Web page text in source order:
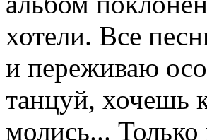
хотели. Все
и переживаю
танцуй, хочешь
молись... Только